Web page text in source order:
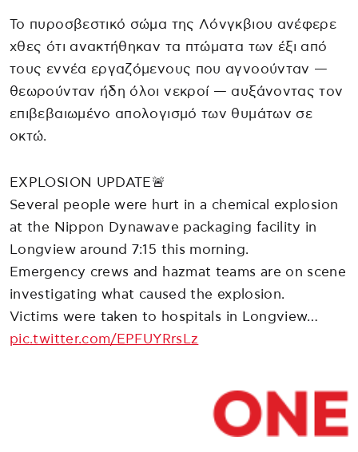
Το πυροσβεστικό σώμα της Λόνγκβιου ανέφερε
χθες ότι ανακτήθηκαν τα πτώματα των έξι από
τους εννέα εργαζόμενους που αγνοούνταν —
θεωρούνταν ήδη όλοι νεκροί — αυξάνοντας τον
επιβεβαιωμένο απολογισμό των θυμάτων σε
οκτώ.
EXPLOSION UPDATE🚨
Several people were hurt in a chemical explosion
at the Nippon Dynawave packaging facility in
Longview around 7:15 this morning.
Emergency crews and hazmat teams are on scene
investigating what caused the explosion.
Victims were taken to hospitals in Longview…
pic.twitter.com/EPFUYRrsLz